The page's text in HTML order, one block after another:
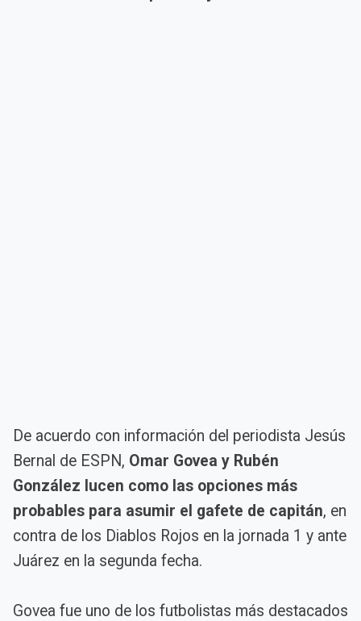
De acuerdo con información del periodista Jesús
Bernal de ESPN, Omar Govea y Rubén
González lucen como las opciones más
probables para asumir el gafete de capitán, en
contra de los Diablos Rojos en la jornada 1 y ante
Juárez en la segunda fecha.
Govea fue uno de los futbolistas más destacados